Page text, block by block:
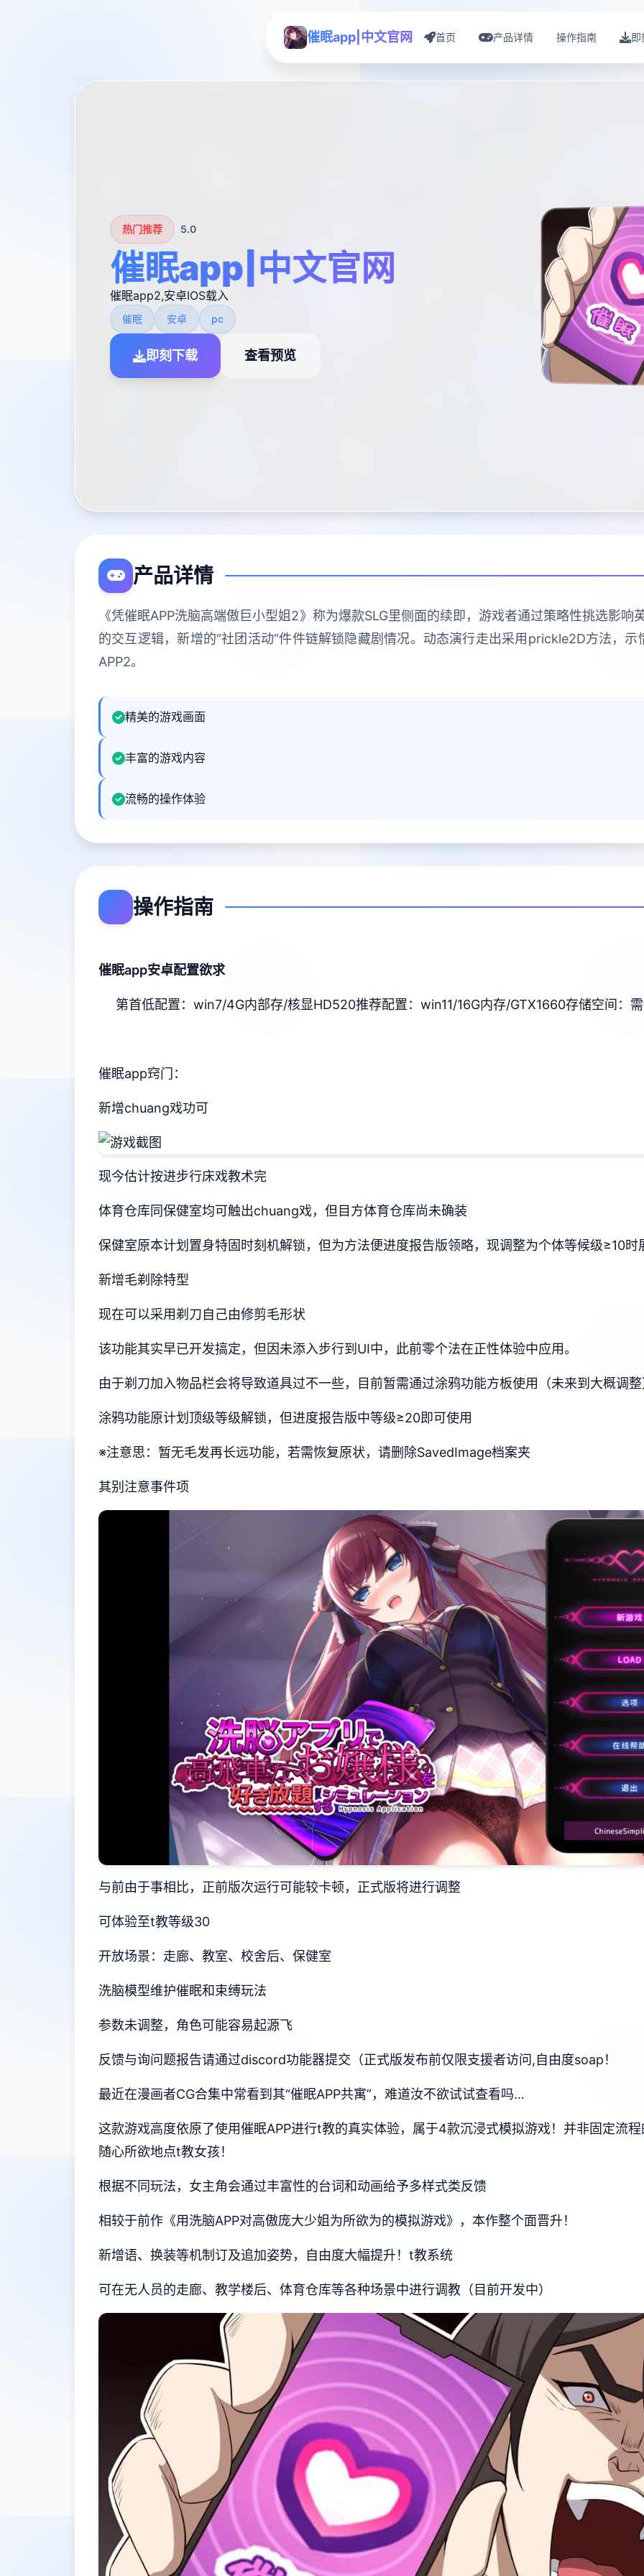
催眠app|中文官网 首页 产品详情 操作指南 即
热门推荐 5.0
催眠app|中文官网
催眠app2,安卓IOS载入
催眠 安卓 pc
即刻下载 查看预览
产品详情
《凭催眠APP洗脑高端傲巨小型姐2》称为爆款SLG里侧面的续即，游戏者通过策略性挑选影
的交互逻辑，新增的“社团活动”件件链解锁隐藏剧情况。动态演行走出采用prickle2D方法，
APP2。
精美的游戏画面
丰富的游戏内容
流畅的操作体验
操作指南
催眠app安卓配置欲求
​第首低配置​​：win7/4G内部存/核显HD520​推荐配置​​：win11/16G内存/GTX1660​存储空间​ ：
催眠app窍门：
新增chuang戏功可
现今估计按进步行床戏教术完
体育仓库同保健室均可触出chuang戏，但目方体育仓库尚未确装
保健室原本计划置身特固时刻机解锁，但为方法便进度报告版领略，现调整为个体等候级≥10时
新增毛剃除特型
现在可以采用剃刀自己由修剪毛形状
该功能其实早已开发搞定，但因未添入步行到UI中，此前零个法在正性体验中应用。
由于剃刀加入物品栏会将导致道具过不一些，目前暂需通过涂鸦功能方板使用（未来到大概调
涂鸦功能原计划顶级等级解锁，但进度报告版中等级≥20即可使用
※注意思：暂无毛发再长远功能，若需恢复原状，请删除SavedImage档案夹
其别注意事件项
与前由于事相比，正前版次运行可能较卡顿，正式版将进行调整
可体验至t教等级30
开放场景：走廊、教室、校舍后、保健室
洗脑模型维护催眠和束缚玩法
参数未调整，角色可能容易起源飞
反馈与询问题报告请通过discord功能器提交（正式版发布前仅限支援者访问,自由度soap！
最近在漫画者CG合集中常看到其“催眠APP共寓”，难道汝不欲试试查看吗…
这款游戏高度依原了使用催眠APP进行t教的真实体验，属于4款沉浸式模拟游戏！并非固定流
随心所欲地点t教女孩！
根据不同玩法，女主角会通过丰富性的台词和动画给予多样式类反馈
相较于前作《用洗脑APP对高傲庞大少姐为所欲为的模拟游戏》，本作整个面晋升！
新增语、换装等机制订及追加姿势，自由度大幅提升！t教系统
可在无人员的走廊、教学楼后、体育仓库等各种场景中进行调教（目前开发中）